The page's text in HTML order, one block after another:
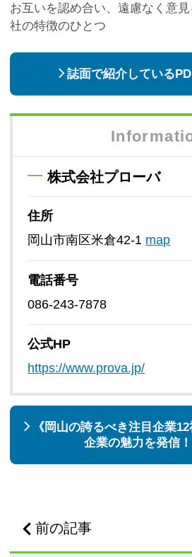
お互いを認め合い、遠慮なく意
社の特徴のひとつ
誌面で紹介している
株式会社プローバ
住所
岡山市南区米倉42-1 map
電話番号
086-243-7878
公式HP
https://www.prova.jp/
《岡山の誇るべき注目企業12
企業の魅力を発信！
前の記事